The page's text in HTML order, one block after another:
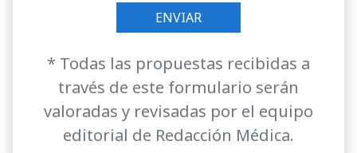
* Todas las propuestas recibidas a
través de este formulario serán
valoradas y revisadas por el equipo
editorial de Redacción Médica.